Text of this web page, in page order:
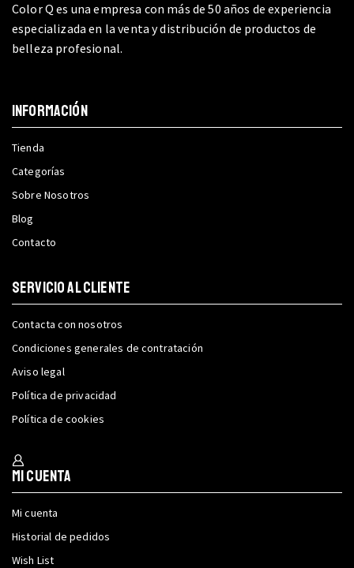
Color Q es una empresa con más de 50 años de experiencia
especializada en la venta y distribución de productos de
belleza profesional.
INFORMACIÓN
Tienda
Categorías
Sobre Nosotros
Blog
Contacto
SERVICIO AL CLIENTE
Contacta con nosotros
Condiciones generales de contratación
Aviso legal
Política de privacidad
Política de cookies
Mi cuenta
Mi cuenta
Historial de pedidos
Wish List